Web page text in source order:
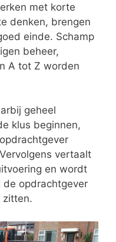
met korte
denken, brengen
einde. Schamp
beheer,
A tot Z worden
geheel
klus beginnen,
vertaalt
en wordt
de opdrachtgever
zitten.